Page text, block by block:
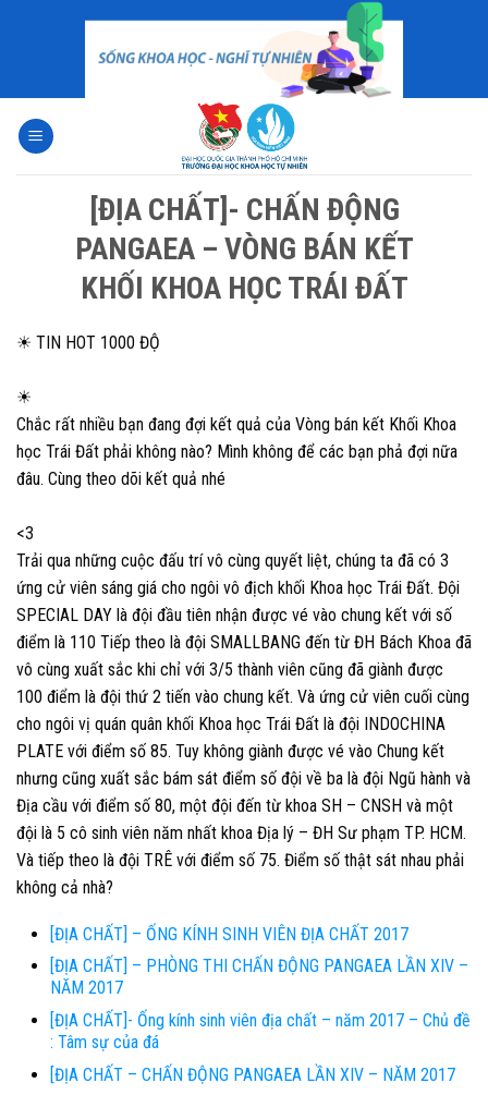
[ĐỊA CHẤT]- CHẤN ĐỘNG
PANGAEA – VÒNG BÁN KẾT
KHỐI KHOA HỌC TRÁI ĐẤT
☀ TIN HOT 1000 ĐỘ
☀
Chắc rất nhiều bạn đang đợi kết quả của Vòng bán kết Khối Khoa
học Trái Đất phải không nào? Mình không để các bạn phả đợi nữa
đâu. Cùng theo dõi kết quả nhé
<3
Trải qua những cuộc đấu trí vô cùng quyết liệt, chúng ta đã có 3
ứng cử viên sáng giá cho ngôi vô địch khối Khoa học Trái Đất. Đội
SPECIAL DAY là đội đầu tiên nhận được vé vào chung kết với số
điểm là 110 Tiếp theo là đội SMALLBANG đến từ ĐH Bách Khoa đã
vô cùng xuất sắc khi chỉ với 3/5 thành viên cũng đã giành được
100 điểm là đội thứ 2 tiến vào chung kết. Và ứng cử viên cuối cùng
cho ngôi vị quán quân khối Khoa học Trái Đất là đội INDOCHINA
PLATE với điểm số 85. Tuy không giành được vé vào Chung kết
nhưng cũng xuất sắc bám sát điểm số đội về ba là đội Ngũ hành và
Địa cầu với điểm số 80, một đội đến từ khoa SH – CNSH và một
đội là 5 cô sinh viên năm nhất khoa Địa lý – ĐH Sư phạm TP. HCM.
Và tiếp theo là đội TRÊ với điểm số 75. Điểm số thật sát nhau phải
không cả nhà?
[ĐỊA CHẤT] – ỐNG KÍNH SINH VIÊN ĐỊA CHẤT 2017
[ĐỊA CHẤT] – PHÒNG THI CHẤN ĐỘNG PANGAEA LẦN XIV –
NĂM 2017
[ĐỊA CHẤT]- Ống kính sinh viên địa chất – năm 2017 – Chủ đề
: Tâm sự của đá
[ĐỊA CHẤT – CHẤN ĐỘNG PANGAEA LẦN XIV – NĂM 2017